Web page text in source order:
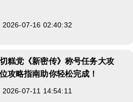
2026-07-16 02:40:32
糕党《新密传》称号任务大攻
攻略指南助你轻松完成！
2026-07-11 14:54:11